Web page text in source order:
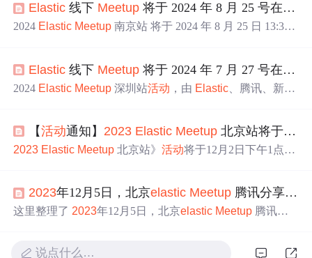
点，带来最前沿的技术分享与思想碰撞。我们诚邀广大技
术爱好者及开发者参加，共同探讨数据应用和大数据时代
Elastic 线下 Meetup 将于 2024 年 8 月 25 号在南京举办
2024 Elastic Meetup 南京站 将于 2024 年 8 月 25 日 13:30-
Elastic 线下 Meetup 将于 2024 年 7 月 27 号在深圳举办
2024 Elastic Meetup 深圳站活动 ，由 Elastic 、腾讯、新智
【活动通知】 2023 Elastic Meetup 北京站将于12月2日下午1点30在北京召开
2023 Elastic Meetup 北京站》活动将于12月2日下午1点30
search 应用中的经验与观点，带来最前沿的技术分享与思
想碰撞。
2023年12月5日，北京elastic Meetup 腾讯分享的搜索优化经验
这里整理了 2023年12月5日，北京elastic Meetup 腾讯分
说点什么…